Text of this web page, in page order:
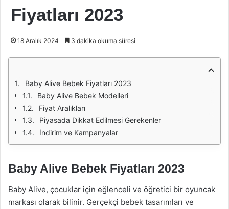
Fiyatları 2023
18 Aralık 2024 3 dakika okuma süresi
Baby Alive Bebek Fiyatları 2023
Baby Alive Bebek Modelleri
Fiyat Aralıkları
Piyasada Dikkat Edilmesi Gerekenler
İndirim ve Kampanyalar
Baby Alive Bebek Fiyatları 2023
Baby Alive, çocuklar için eğlenceli ve öğretici bir oyuncak
markası olarak bilinir. Gerçekçi bebek tasarımları ve